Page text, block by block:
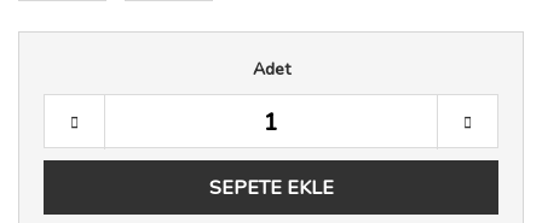
Adet
SEPETE EKLE